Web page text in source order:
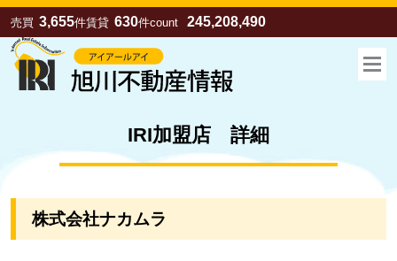
売買 3,655件賃貸 630件count 245,208,490
IRI加盟店 詳細
株式会社ナカムラ